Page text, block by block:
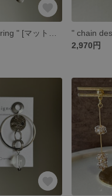
2,970円